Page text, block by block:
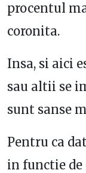
procentul
coronita.
Insa, si aici
sau altii se
sunt sanse
Pentru ca
in functie de